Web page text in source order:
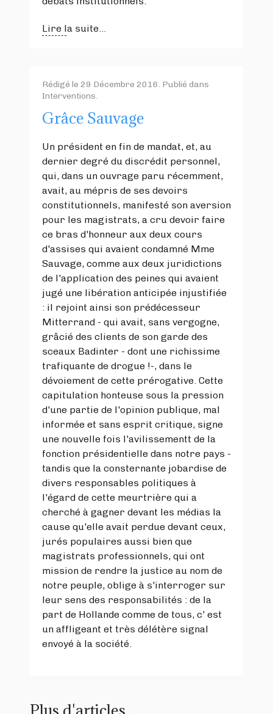
Lire la suite...
Rédigé le 29 Décembre 2016. Publié dans
Interventions.
Grâce Sauvage
Un président en fin de mandat, et, au
dernier degré du discrédit personnel,
qui, dans un ouvrage paru récemment,
avait, au mépris de ses devoirs
constitutionnels, manifesté son aversion
pour les magistrats, a cru devoir faire
ce bras d'honneur aux deux cours
d'assises qui avaient condamné Mme
Sauvage, comme aux deux juridictions
de l'application des peines qui avaient
jugé une libération anticipée injustifiée
: il rejoint ainsi son prédécesseur
Mitterrand - qui avait, sans vergogne,
grâcié des clients de son garde des
sceaux Badinter - dont une richissime
trafiquante de drogue !-, dans le
dévoiement de cette prérogative. Cette
capitulation honteuse sous la pression
d'une partie de l'opinion publique, mal
informée et sans esprit critique, signe
une nouvelle fois l'avilissementt de la
fonction présidentielle dans notre pays -
tandis que la consternante jobardise de
divers responsables politiques à
l'égard de cette meurtrière qui a
cherché à gagner devant les médias la
cause qu'elle avait perdue devant ceux,
jurés populaires aussi bien que
magistrats professionnels, qui ont
mission de rendre la justice au nom de
notre peuple, oblige à s'interroger sur
leur sens des responsabilités : de la
part de Hollande comme de tous, c' est
un affligeant et très délétère signal
envoyé à la société.
Plus d'articles...